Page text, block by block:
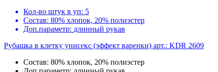
Кол-во штук в уп: 5
Состав: 80% хлопок, 20% полиэстер
Доп.параметр: длинный рукав
Рубашка в клетку унисекс (эффект варенки) арт.: KDR 2609
Состав: 80% хлопок, 20% полиэстер